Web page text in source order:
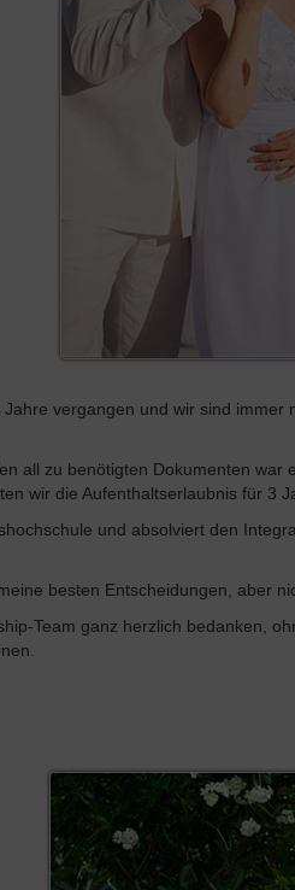
vergangen und wir sind
all zu benötigten Dokumenten
wir die Aufenthaltserlaubnis für 3
und absolviert den
besten Entscheidungen, aber
Team ganz herzlich bedanken,